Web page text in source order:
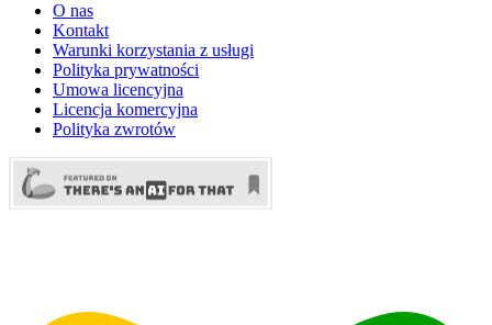
O nas
Kontakt
Warunki korzystania z usługi
Polityka prywatności
Umowa licencyjna
Licencja komercyjna
Polityka zwrotów